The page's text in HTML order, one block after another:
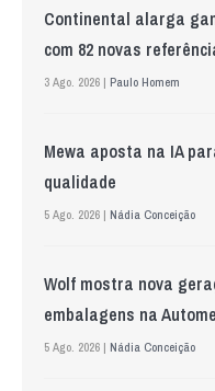
Continental alarga
com 82 novas
3 Ago. 2026 | Paulo Homem
Mewa aposta na IA
qualidade
5 Ago. 2026 | Nádia Conceição
Wolf mostra nova
embalagens na
5 Ago. 2026 | Nádia Conceição